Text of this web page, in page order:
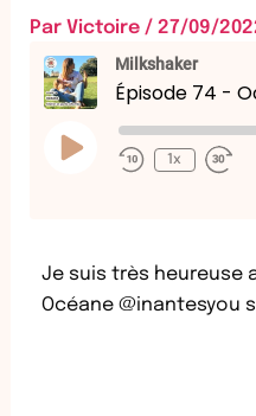
Par Victoire / 27/09/
Milkshaker
Episode
1x
Je suis très heureuse
Océane @inantesyou